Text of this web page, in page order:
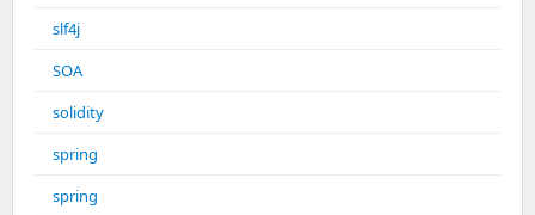
slf4j
SOA
solidity
spring
spring